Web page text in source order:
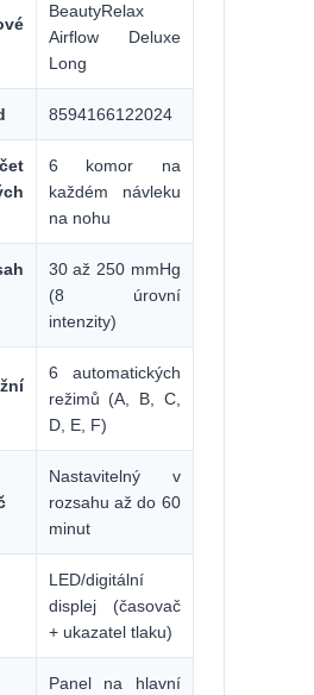
BeautyRelax
Airflow Deluxe
Long
8594166122024
6 komor na
každém návleku
na nohu
30 až 250 mmHg
(8 úrovní
intenzity)
6 automatických
režimů (A, B, C,
D, E, F)
Nastavitelný v
rozsahu až do 60
minut
LED/digitální
displej (časovač
+ ukazatel tlaku)
Panel na hlavní